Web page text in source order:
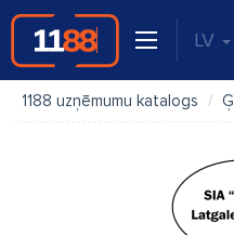
LV
1188 uzņēmumu katalogs